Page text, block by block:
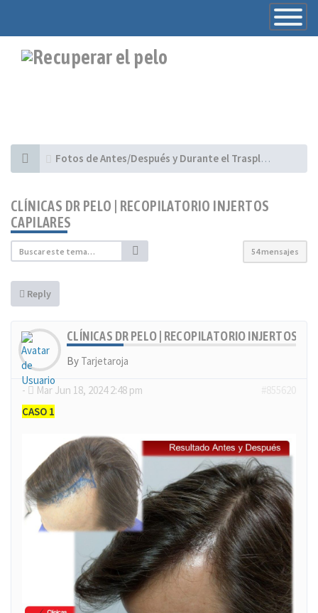
Toggle
Fotos de Antes/Después y Durante el Trasplante - Casos presentados por Clínicas
CLÍNICAS DR PELO | RECOPILATORIO INJERTOS
CAPILARES
54 mensajes
Reply
CLÍNICAS DR PELO | RECOPILATORIO INJERTOS
By Tarjetaroja
- Mar Jun 18, 2024 2:48 pm
CASO 1